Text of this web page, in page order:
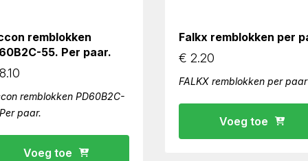
remblokken
55. Per paar.
remblokken PD60B2C-
paar.
Voeg toe
Falkx remblokken per
€ 2.20
FALKX remblokken per paar
Voeg toe